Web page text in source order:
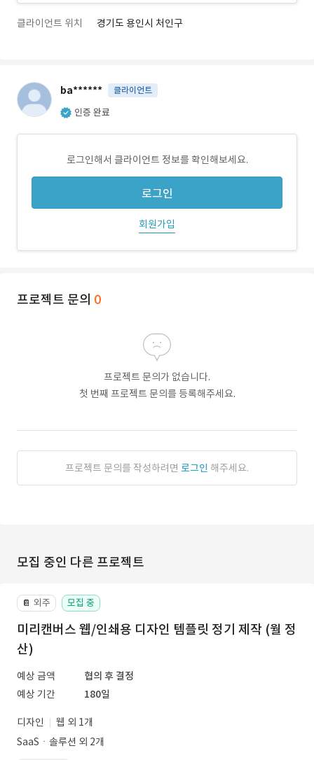
클라이언트 위치 경기도 용인시 처인구
ba****** 클라이언트
인증 완료
로그인해서 클라이언트 정보를 확인해보세요.
로그인
회원가입
프로젝트 문의 0
프로젝트 문의가 없습니다.
첫 번째 프로젝트 문의를 등록해주세요.
프로젝트 문의를 작성하려면 로그인 해주세요.
모집 중인 다른 프로젝트
📔 외주 모집 중
미리캔버스 웹/인쇄용 디자인 템플릿 정기 제작 (월 정
산)
예상 금액
협의 후 결정
예상 기간
180일
디자인
웹 외 1개
SaaSㆍ솔루션 외 2개